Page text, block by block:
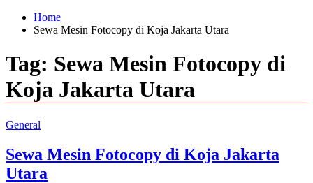
Home
Sewa Mesin Fotocopy di Koja Jakarta Utara
Tag: Sewa Mesin Fotocopy di
Koja Jakarta Utara
General
Sewa Mesin Fotocopy di Koja Jakarta
Utara